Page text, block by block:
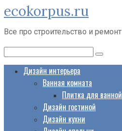
Перейти
к
контенту
ecokorpus.ru
Все про строительство и ремонт
Дизайн интерьера
Ванная комната
Плитка для ванной
Дизайн гостиной
Дизайн кухни